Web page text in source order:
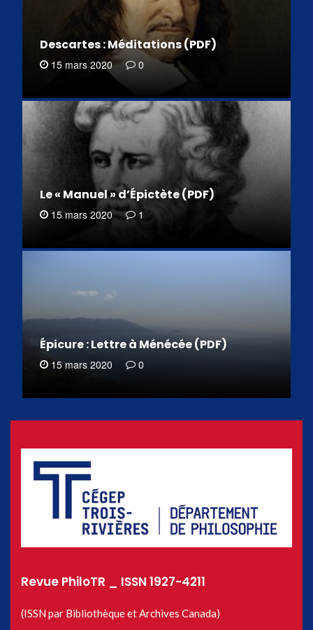
Descartes : Méditations (PDF)
15 mars 2020 0
Le « Manuel » d’Épictète (PDF)
15 mars 2020 1
Épicure : Lettre à Ménécée (PDF)
15 mars 2020 0
Revue PhiloTR _ ISSN 1927-4211
(ISSN par Bibliothèque et Archives Canada)